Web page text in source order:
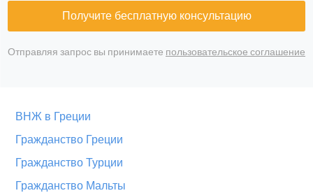
Получите бесплатную консультацию
Отправляя запрос вы принимаете пользовательское соглашение
ВНЖ в Греции
Гражданство Греции
Гражданство Турции
Гражданство Мальты